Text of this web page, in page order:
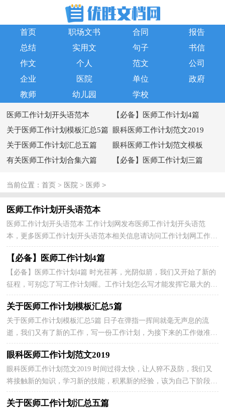
首页 职场文书 合同
报告
总结
实用文 句子
书信
作文
个人 范文
公司
企业
医院 单位
政府
教师
幼儿园 学校
医师工作计划开头语范本
【必备】医师工作计划4篇
关于医师工作计划模板汇总5篇
眼科医师工作计划范文2019
关于医师工作计划汇总五篇
眼科医师工作计划范文模板
有关医师工作计划合集六篇
【必备】医师工作计划三篇
当前位置：首页 > 医院 > 医师 >
医师工作计划开头语范本
医师工作计划开头语范本 工作计划网发布医师工作计划开头语范
本，更多医师工作计划开头语范本相关信息请访问工作计划网工作计
划频道。作为一名医生，我的工作职责就是“竭尽全...
【必备】医师工作计划4篇
【必备】医师工作计划4篇 时光荏苒，光阴似箭，我们又开始了新的
征程，可别忘了写工作计划喔。工作计划怎么写才能发挥它最大的作
用呢？下面是关于医师工作计划4篇，仅供参考，欢迎大家...
关于医师工作计划模板汇总5篇
关于医师工作计划模板汇总5篇 日子在弹指一挥间就毫无声息的流
逝，我们又有了新的工作，写一份工作计划，为接下来的工作做准备
吧！那么你真正懂得怎么写好工作计划吗？以下是小编为大...
眼科医师工作计划范文2019
眼科医师工作计划范文2019 时间过得太快，让人猝不及防，我们又
将接触新的知识，学习新的技能，积累新的经验，该为自己下阶段的
工作做一个工作计划了，可是到底什么样的`工作计划才是适...
关于医师工作计划汇总五篇